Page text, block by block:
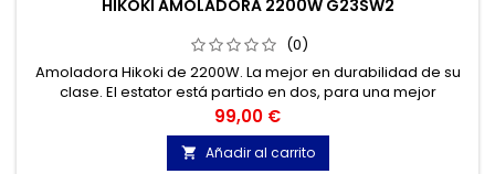
HIKOKI AMOLADORA 2200W G23SW2
(0)
Amoladora Hikoki de 2200W. La mejor en durabilidad de su
clase. El estator está partido en dos, para una mejor
eficiencia en enfriamiento y durabilidad del motor.
Precio
99,00 €
 Añadir al carrito